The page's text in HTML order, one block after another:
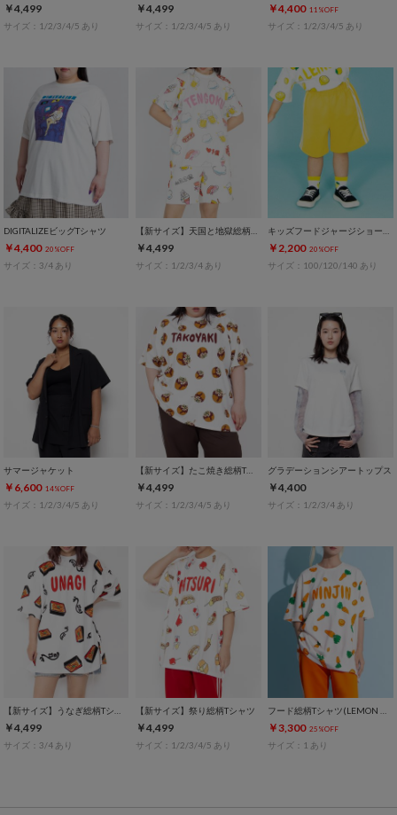
￥4,499
サイズ：1/2/3/4/5 あり
￥4,499
サイズ：1/2/3/4/5 あり
￥4,400 11%OFF
サイズ：1/2/3/4/5 あり
DIGITALIZEビッグTシャツ
￥4,400 20%OFF
サイズ：3/4 あり
￥4,499
サイズ：1/2/3/4 あり
￥2,200 20%OFF
サイズ：100/120/140 あり
サマージャケット
￥6,600 14%OFF
サイズ：1/2/3/4/5 あり
【新サイズ】たこ焼き総柄Tシャツ
￥4,499
サイズ：1/2/3/4/5 あり
グラデーションシアートップス
￥4,400
サイズ：1/2/3/4 あり
￥4,499
サイズ：3/4 あり
【新サイズ】祭り総柄Tシャツ
￥4,499
サイズ：1/2/3/4/5 あり
￥3,300 25%OFF
サイズ：1 あり